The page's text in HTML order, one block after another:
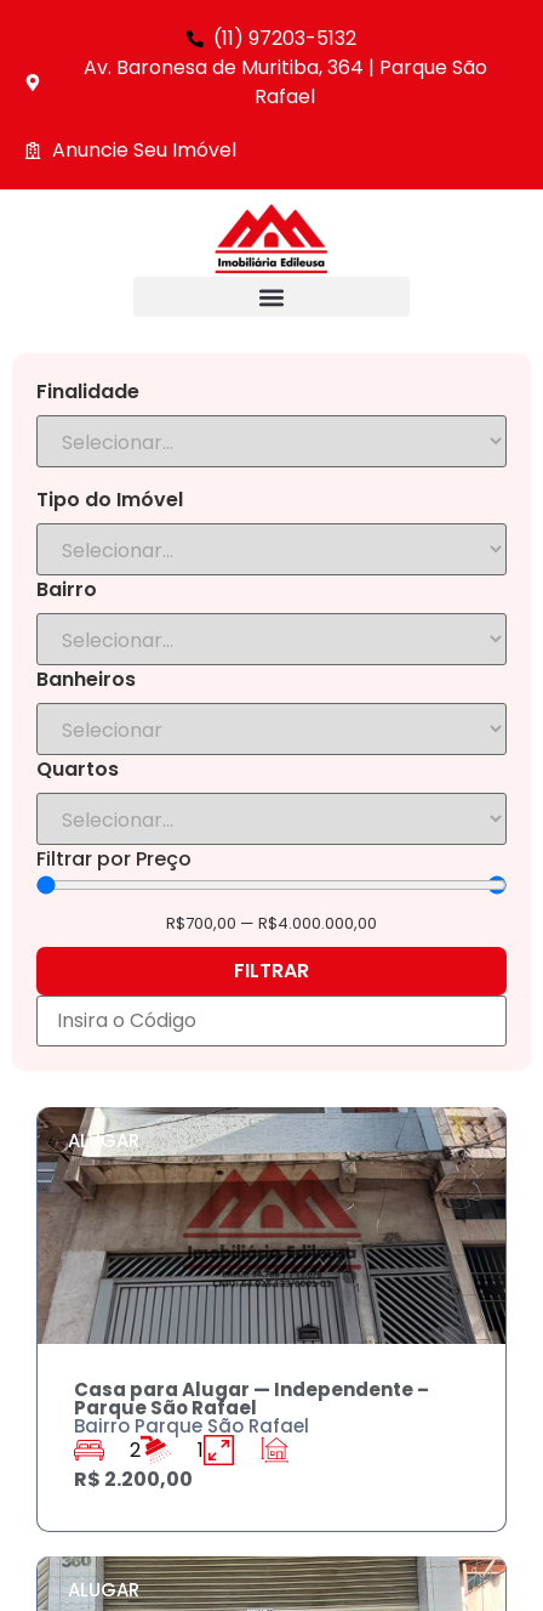
(11) 97203-5132
Av. Baronesa de Muritiba, 364 | Parque São
Rafael
Anuncie Seu Imóvel
Finalidade
Tipo do Imóvel
Bairro
Banheiros
Quartos
Filtrar por Preço
R$700,00 — R$4.000.000,00
FILTRAR
ALUGAR
Casa para Alugar — Independente –
Parque São Rafael
Bairro Parque São Rafael
2
1
R$ 2.200,00
ALUGAR